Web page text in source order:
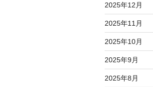
2025年12月
2025年11月
2025年10月
2025年9月
2025年8月